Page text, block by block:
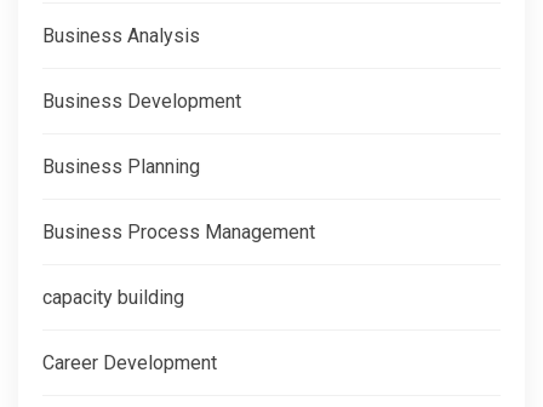
Business Analysis
Business Development
Business Planning
Business Process Management
capacity building
Career Development